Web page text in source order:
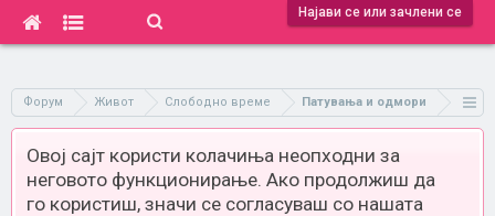
Најави се или зачлени се
Форум Живот Слободно време Патувања и одмори
Овој сајт користи колачиња неопходни за
неговото функционирање. Ако продолжиш да
го користиш, значи се согласуваш со нашата